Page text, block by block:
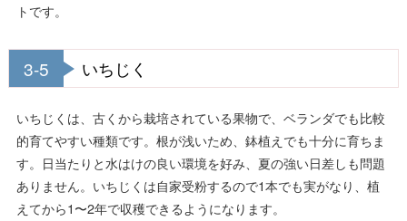
トです。
3-5 いちじく
いちじくは、古くから栽培されている果物で、ベランダでも比較
的育てやすい種類です。根が浅いため、鉢植えでも十分に育ちま
す。日当たりと水はけの良い環境を好み、夏の強い日差しも問題
ありません。いちじくは自家受粉するので1本でも実がなり、植
えてから1〜2年で収穫できるようになります。